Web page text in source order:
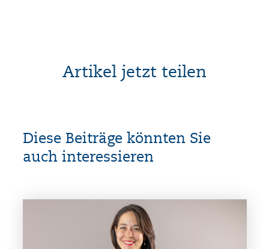
Artikel jetzt teilen
Diese Beiträge könnten Sie
auch interessieren